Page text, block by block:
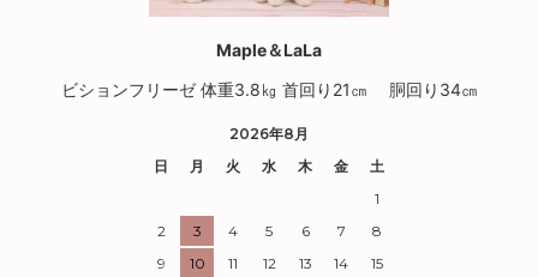
Maple＆LaLa
ビションフリーゼ 体重3.8㎏ 首回り21㎝ 胴回り34㎝
2026年8月
日
月 火 水 木 金
土
1
2
3 4 5 6 7
8
9
10 11 12 13 14
15